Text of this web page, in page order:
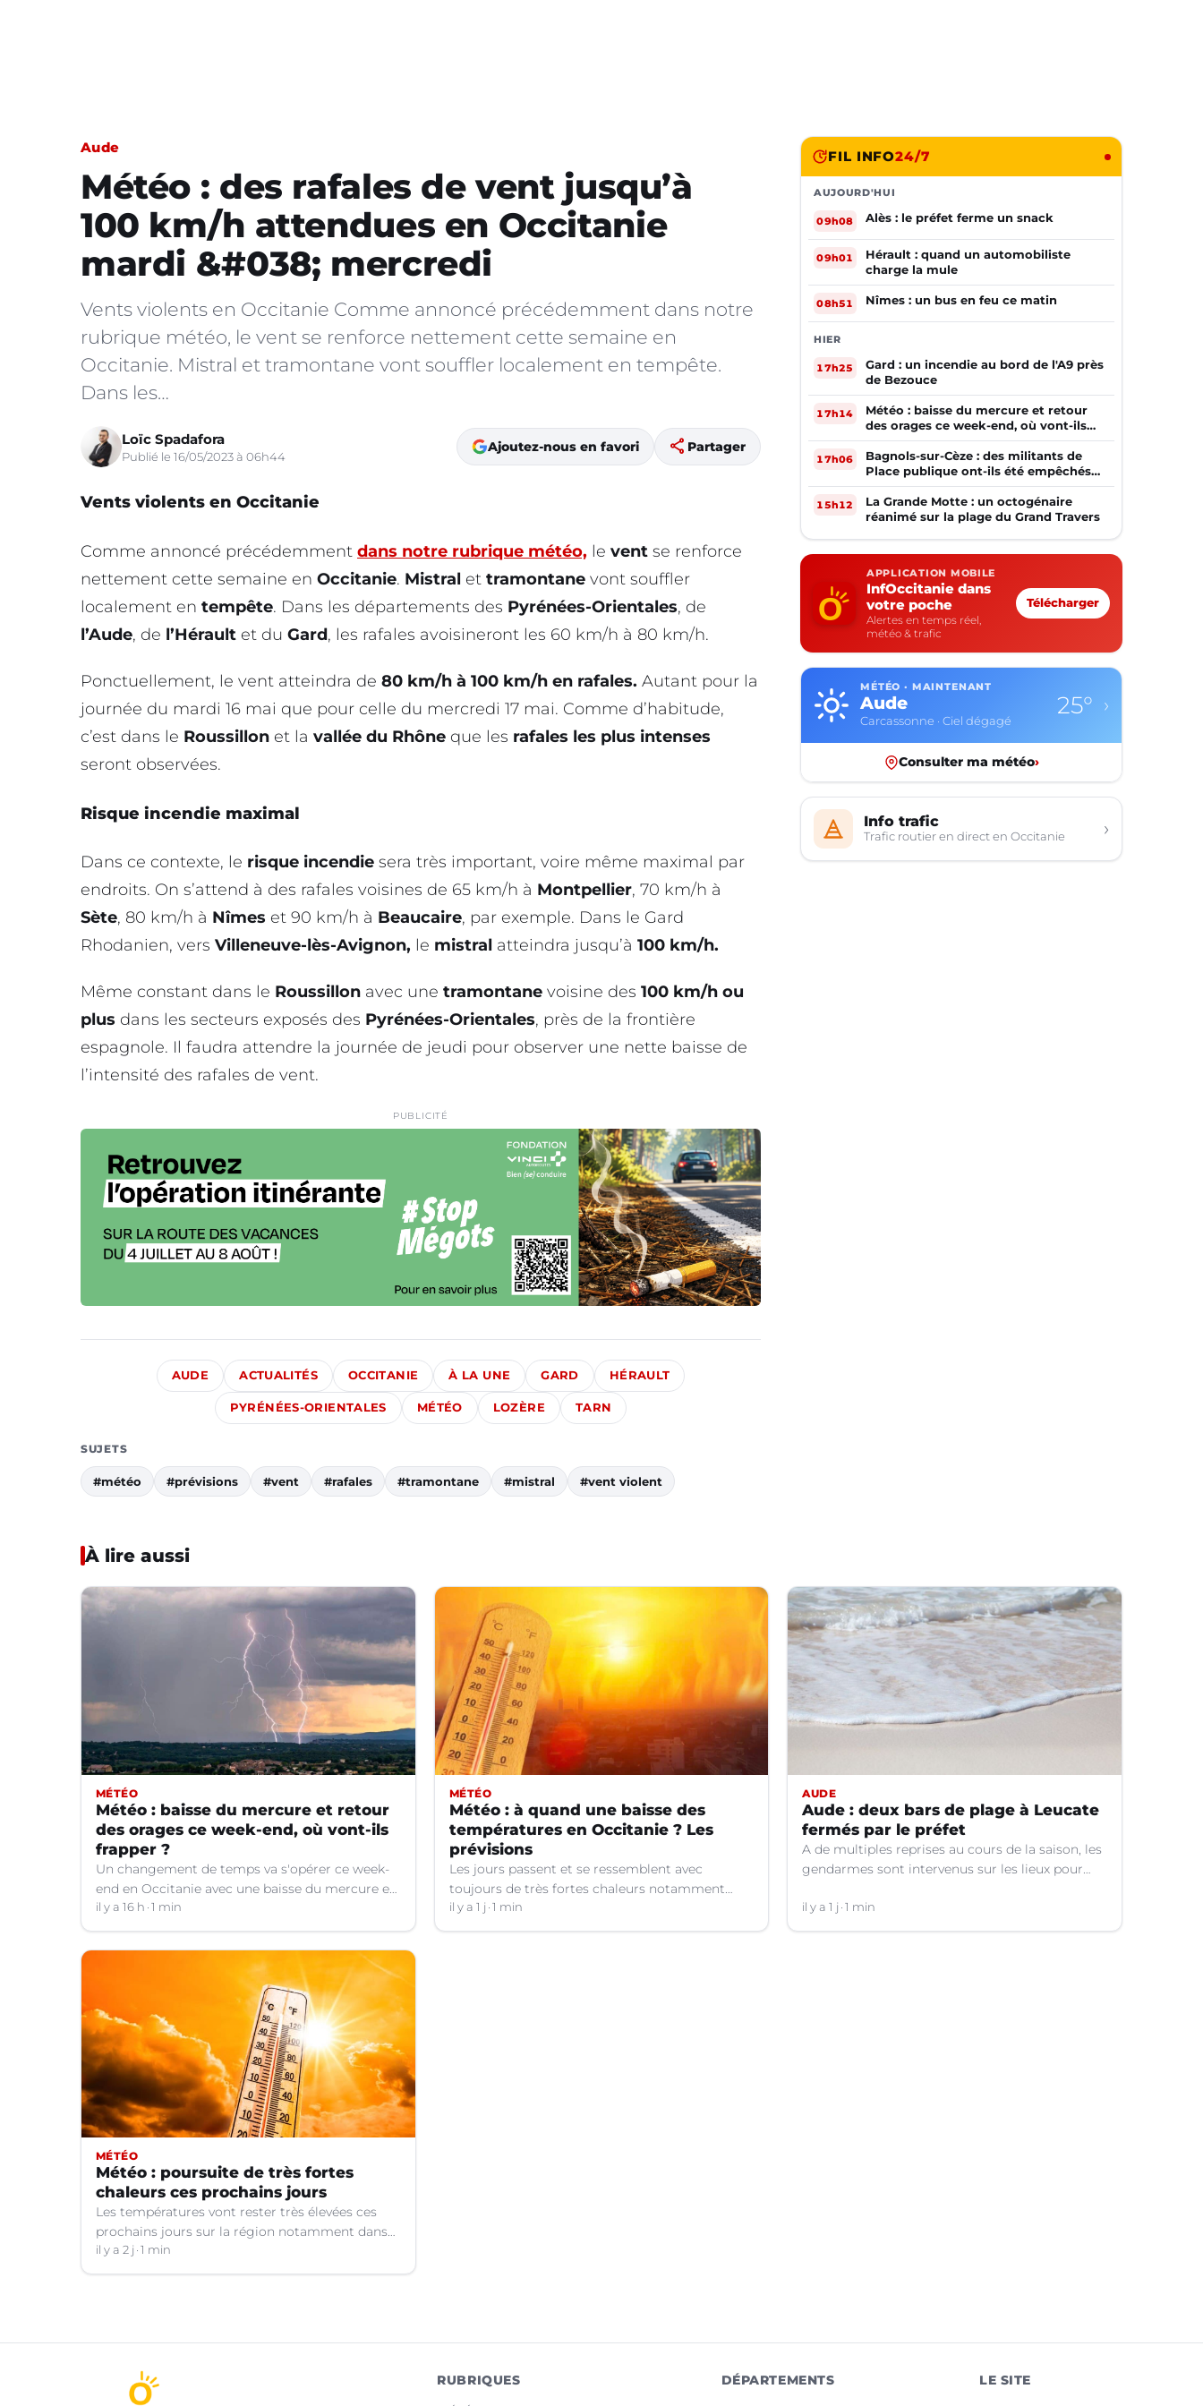
Aude
Météo : des rafales de vent jusqu’à
100 km/h attendues en Occitanie
mardi &#038; mercredi
Vents violents en Occitanie Comme annoncé précédemment dans notre
rubrique météo, le vent se renforce nettement cette semaine en
Occitanie. Mistral et tramontane vont souffler localement en tempête.
Dans les…
Loïc Spadafora
Publié le 16/05/2023 à 06h44
Ajoutez-nous en favori share Partager
Vents violents en Occitanie
Comme annoncé précédemment dans notre rubrique météo, le vent se renforce
nettement cette semaine en Occitanie. Mistral et tramontane vont souffler
localement en tempête. Dans les départements des Pyrénées-Orientales, de
l’Aude, de l’Hérault et du Gard, les rafales avoisineront les 60 km/h à 80 km/h.
Ponctuellement, le vent atteindra de 80 km/h à 100 km/h en rafales. Autant pour la
journée du mardi 16 mai que pour celle du mercredi 17 mai. Comme d’habitude,
c’est dans le Roussillon et la vallée du Rhône que les rafales les plus intenses
seront observées.
Risque incendie maximal
Dans ce contexte, le risque incendie sera très important, voire même maximal par
endroits. On s’attend à des rafales voisines de 65 km/h à Montpellier, 70 km/h à
Sète, 80 km/h à Nîmes et 90 km/h à Beaucaire, par exemple. Dans le Gard
Rhodanien, vers Villeneuve-lès-Avignon, le mistral atteindra jusqu’à 100 km/h.
Même constant dans le Roussillon avec une tramontane voisine des 100 km/h ou
plus dans les secteurs exposés des Pyrénées-Orientales, près de la frontière
espagnole. Il faudra attendre la journée de jeudi pour observer une nette baisse de
l’intensité des rafales de vent.
PUBLICITÉ
AUDE ACTUALITÉS OCCITANIE À LA UNE GARD HÉRAULT
PYRÉNÉES-ORIENTALES MÉTÉO LOZÈRE TARN
SUJETS
#météo #prévisions #vent #rafales #tramontane #mistral #vent violent
FIL INFO24/7
AUJOURD'HUI
09h08 Alès : le préfet ferme un snack
09h01
Hérault : quand un automobiliste
charge la mule
08h51 Nîmes : un bus en feu ce matin
HIER
17h25
Gard : un incendie au bord de l'A9 près
de Bezouce
17h14
Météo : baisse du mercure et retour
des orages ce week-end, où vont-ils
frapper ?
17h06
Bagnols-sur-Cèze : des militants de
Place publique ont-ils été empêchés
de tracter par la mairie ?
15h12
La Grande Motte : un octogénaire
réanimé sur la plage du Grand Travers
APPLICATION MOBILE
InfOccitanie dans
votre poche
Alertes en temps réel,
météo & trafic
Télécharger
MÉTÉO · MAINTENANT
Aude
Carcassonne · Ciel dégagé
25° ›
Consulter ma météo›
Info trafic
Trafic routier en direct en Occitanie ›
À lire aussi
MÉTÉO
Météo : baisse du mercure et retour
des orages ce week-end, où vont-ils
frapper ?
Un changement de temps va s'opérer ce week-
end en Occitanie avec une baisse du mercure et
le retour d'orages dans certains départements.
il y a 16 h 1 min
MÉTÉO
Météo : à quand une baisse des
températures en Occitanie ? Les
prévisions
Les jours passent et se ressemblent avec
toujours de très fortes chaleurs notamment
dans le Languedoc. Jusqu’à quand ?
il y a 1 j 1 min
AUDE
Aude : deux bars de plage à Leucate
fermés par le préfet
A de multiples reprises au cours de la saison, les
gendarmes sont intervenus sur les lieux pour
d'alcool, de rixes, de tapage, de stationnement...
il y a 1 j 1 min
MÉTÉO
Météo : poursuite de très fortes
chaleurs ces prochains jours
Les températures vont rester très élevées ces
prochains jours sur la région notamment dans
le Languedoc.
il y a 2 j 1 min
RUBRIQUES
DÉPARTEMENTS
LE SITE